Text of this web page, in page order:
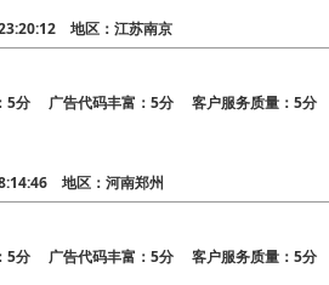
地区：江苏南京
5分 广告代码丰富：5分 客户服务质量：5分
地区：河南郑州
5分 广告代码丰富：5分 客户服务质量：5分